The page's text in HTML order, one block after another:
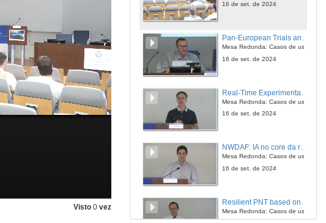
Visto 0 vez
16 de set. de 2024
Pan-European Trials and Pilots: Highlights from 5G-PPP and work in SNS-JU towards 6G
Mesa Redonda: Casos de uso
16 de set. de 2024
Mesa Redonda: Casos de uso
16 de set. de 2024
NWDAF: IA no core da rede
Mesa Redonda: Casos de uso
16 de set. de 2024
Mesa Redonda: Casos de uso